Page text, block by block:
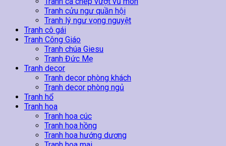
Tranh cửu ngư quần hội
Tranh lý ngư vọng nguyệt
Tranh cô gái
Tranh Công Giáo
Tranh chúa Giesu
Tranh Đức Mẹ
Tranh decor
Tranh decor phòng khách
Tranh decor phòng ngủ
Tranh hổ
Tranh hoa
Tranh hoa cúc
Tranh hoa hồng
Tranh hoa hướng dương